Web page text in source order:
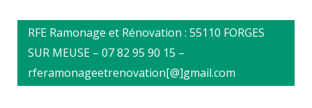
RFE Ramonage et Rénovation : 55110 FORGES
SUR MEUSE – 07 82 95 90 15 –
rferamonageetrenovation[@]gmail.com